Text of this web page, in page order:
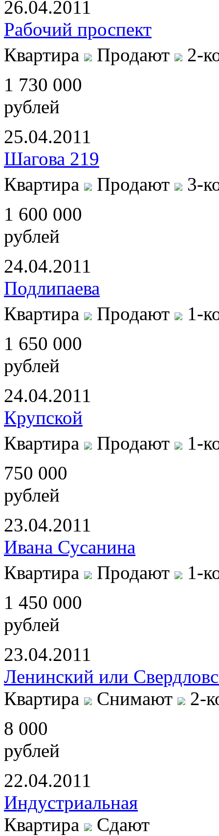
26.04.2011
Рабочий проспект
Квартира
Продают
2-
1 730 000
рублей
25.04.2011
Шагова 219
Квартира
Продают
3-
1 600 000
рублей
24.04.2011
Подлипаева
Квартира
Продают
1-
1 650 000
рублей
24.04.2011
Крупской
Квартира
Продают
1-
750 000
рублей
23.04.2011
Ивана Сусанина
Квартира
Продают
1-
1 450 000
рублей
23.04.2011
Ленинский или
Квартира
Снимают
2-
8 000
рублей
22.04.2011
Индустриальная
Квартира
Сдают